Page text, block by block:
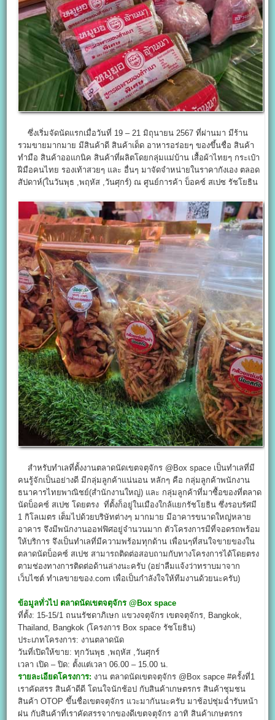
ซึ่งเริ่มจัดนัดแรกเมื่อวันที่ 19 – 21 มิถุนายน 2567 ที่ผ่านมา มีร้าน
รวมขายมากมาย มีสินค้าดี สินค้าเด็ด อาหารอร่อยๆ ของขึ้นชื่อ สินค้า
ทำมือ สินค้าออแกนิค สินค้าที่ผลิตโดยกลุ่มแม่บ้าน เสื้อผ้าไทยๆ กระเป๋า
ฝีมือคนไทย รองเท้าสวยๆ และ อื่นๆ มาจัดจำหน่ายในราคากังเอง ตลอด
สัปดาห์(ในวันพุธ ,พฤหัส ,วันศุกร์) ณ ศูนย์การค้า บ็อคซ์ สเปซ รัชโยธิน
สำหรับทำเลที่ตั้งงานตลาดนัดเขตจตุจักร @Box space เป็นทำเลที่มี
คนรู้จักเป็นอย่างดี มีกลุ่มลูกค้าแน่นอน หลักๆ คือ กลุ่มลูกค้าพนักงาน
ธนาคารไทยพาณิชย์(สำนักงานใหญ่) และ กลุ่มลูกค้าที่มาซื้อของที่ตลาด
นัดบ็อคซ์ สเปซ โดยตรง ที่ตั้งก็อยู่ในเมืองใกล้แยกรัชโยธิน ซึ่งรอบรัศมี
1 กิโลเมตร เต็มไปด้วยบริษัทต่างๆ มากมาย มีอาคารขนาดใหญ่หลาย
อาคาร จึงมีพนักงานออฟฟิศอยู่จำนวนมาก ตัวโครงการมีที่จอดรถพร้อม
ให้บริการ จึงเป็นทำเลที่มีความพร้อมทุกด้าน เพื่อนๆที่สนใจขายของใน
ตลาดนัดบ็อคซ์ สเปช สามารถติดต่อสอบถามกับทางโครงการได้โดยตรง
ตามช่องทางการติดต่อด้านล่างนะครับ (อย่าลืมแจ้งว่าทราบมาจาก
เว็บไซต์ ทำเลขายของ.com เพื่อเป็นกำลังใจให้ทีมงานด้วยนะครับ)
ข้อมูลทั่วไป ตลาดนัดเขตจตุจักร @Box space
ที่ตั้ง: 15-15/1 ถนนรัชดาภิเษก แขวงจตุจักร เขตจตุจักร, Bangkok,
Thailand, Bangkok (โครงการ Box space รัชโยธิน)
ประเภทโครงการ: งานตลาดนัด
วันที่เปิดให้ขาย: ทุกวันพุธ ,พฤหัส ,วันศุกร์
เวลา เปิด – ปิด: ตั้งแต่เวลา 06.00 – 15.00 น.
รายละเอียดโครงการ: งาน ตลาดนัดเขตจตุจักร @Box sapce #ครั้งที่1
เราคัดสรร สินค้าดีดี โดนใจนักช้อป กับสินค้าเกษตรกร สินค้าชุมชน
สินค้า OTOP ขึ้นชื่อเขตจตุจักร แวะมากันนะครับ มาช้อปชุ่มฉ่ำรับหน้า
ฝน กับสินค้าที่เราคัดสรรจากของดีเขตจตุจักร อาทิ สินค้าเกษตรกร